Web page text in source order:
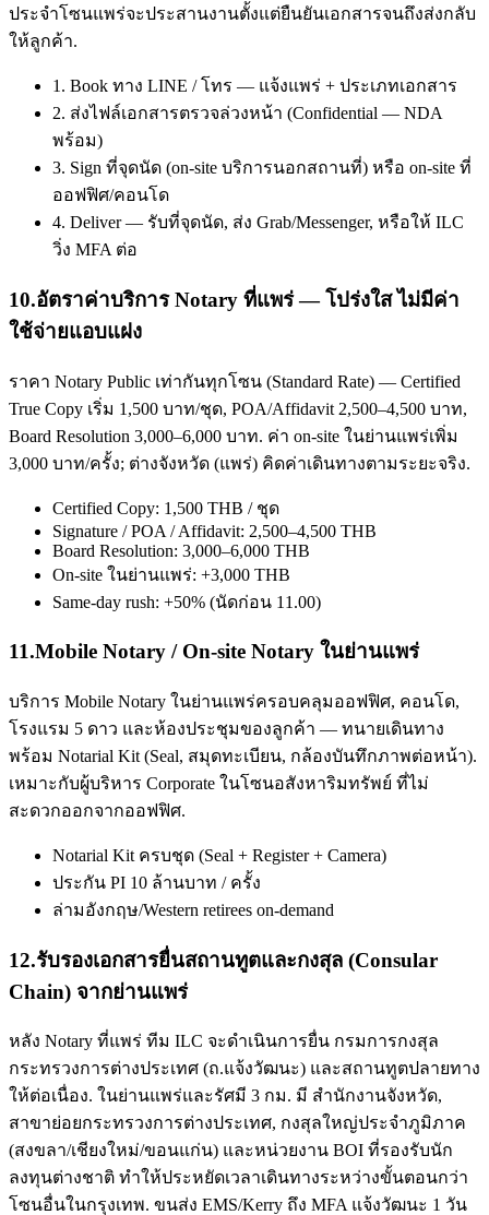
ประจำโซนแพร่จะประสานงานตั้งแต่ยืนยันเอกสารจนถึงส่งกลับ
ให้ลูกค้า.
1. Book ทาง LINE / โทร — แจ้งแพร่ + ประเภทเอกสาร
2. ส่งไฟล์เอกสารตรวจล่วงหน้า (Confidential — NDA
พร้อม)
3. Sign ที่จุดนัด (on-site บริการนอกสถานที่) หรือ on-site ที่
ออฟฟิศ/คอนโด
4. Deliver — รับที่จุดนัด, ส่ง Grab/Messenger, หรือให้ ILC
วิ่ง MFA ต่อ
10.อัตราค่าบริการ Notary ที่แพร่ — โปร่งใส ไม่มีค่า
ใช้จ่ายแอบแฝง
ราคา Notary Public เท่ากันทุกโซน (Standard Rate) — Certified
True Copy เริ่ม 1,500 บาท/ชุด, POA/Affidavit 2,500–4,500 บาท,
Board Resolution 3,000–6,000 บาท. ค่า on-site ในย่านแพร่เพิ่ม
3,000 บาท/ครั้ง; ต่างจังหวัด (แพร่) คิดค่าเดินทางตามระยะจริง.
Certified Copy: 1,500 THB / ชุด
Signature / POA / Affidavit: 2,500–4,500 THB
Board Resolution: 3,000–6,000 THB
On-site ในย่านแพร่: +3,000 THB
Same-day rush: +50% (นัดก่อน 11.00)
11.Mobile Notary / On-site Notary ในย่านแพร่
บริการ Mobile Notary ในย่านแพร่ครอบคลุมออฟฟิศ, คอนโด,
โรงแรม 5 ดาว และห้องประชุมของลูกค้า — ทนายเดินทาง
พร้อม Notarial Kit (Seal, สมุดทะเบียน, กล้องบันทึกภาพต่อหน้า).
เหมาะกับผู้บริหาร Corporate ในโซนอสังหาริมทรัพย์ ที่ไม่
สะดวกออกจากออฟฟิศ.
Notarial Kit ครบชุด (Seal + Register + Camera)
ประกัน PI 10 ล้านบาท / ครั้ง
ล่ามอังกฤษ/Western retirees on-demand
12.รับรองเอกสารยื่นสถานทูตและกงสุล (Consular
Chain) จากย่านแพร่
หลัง Notary ที่แพร่ ทีม ILC จะดำเนินการยื่น กรมการกงสุล
กระทรวงการต่างประเทศ (ถ.แจ้งวัฒนะ) และสถานทูตปลายทาง
ให้ต่อเนื่อง. ในย่านแพร่และรัศมี 3 กม. มี สำนักงานจังหวัด,
สาขาย่อยกระทรวงการต่างประเทศ, กงสุลใหญ่ประจำภูมิภาค
(สงขลา/เชียงใหม่/ขอนแก่น) และหน่วยงาน BOI ที่รองรับนัก
ลงทุนต่างชาติ ทำให้ประหยัดเวลาเดินทางระหว่างขั้นตอนกว่า
โซนอื่นในกรุงเทพ. ขนส่ง EMS/Kerry ถึง MFA แจ้งวัฒนะ 1 วัน